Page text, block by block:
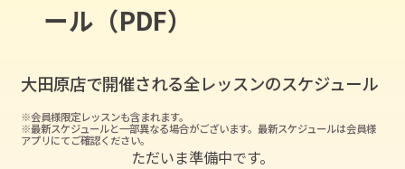
ール（PDF）
大田原店で開催される全レッスンのスケジュール
※会員様限定レッスンも含まれます。
※最新スケジュールと一部異なる場合がございます。最新スケジュールは会員様
アプリにてご確認ください。
ただいま準備中です。